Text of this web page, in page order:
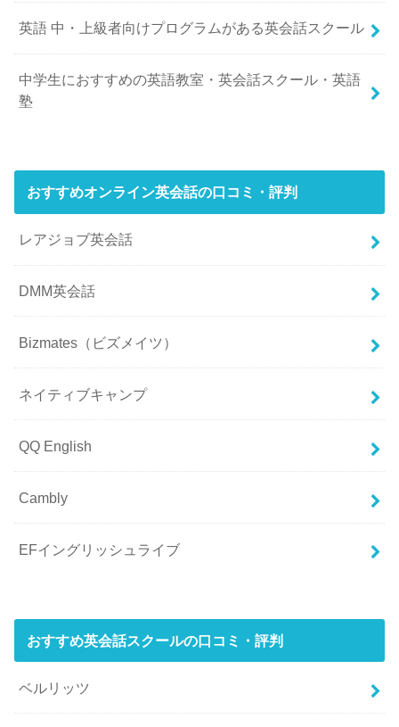
英語 中・上級者向けプログラムがある英会話スクール
中学生におすすめの英語教室・英会話スクール・英語
塾
おすすめオンライン英会話の口コミ・評判
レアジョブ英会話
DMM英会話
Bizmates（ビズメイツ）
ネイティブキャンプ
QQ English
Cambly
EFイングリッシュライブ
おすすめ英会話スクールの口コミ・評判
ベルリッツ